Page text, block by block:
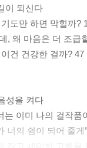
이 되신다
도만 하면 막힐까?
, 왜 마음은 더 조급
건 건강한 걸까? 47
성을 켜다
는 이미 나의 걸작품
너의 쉼이 되어 줄게